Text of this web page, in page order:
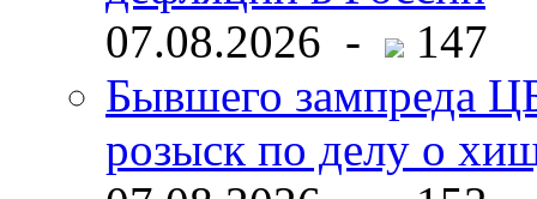
07.08.2026 -
147
Бывшего зампреда
розыск по делу о